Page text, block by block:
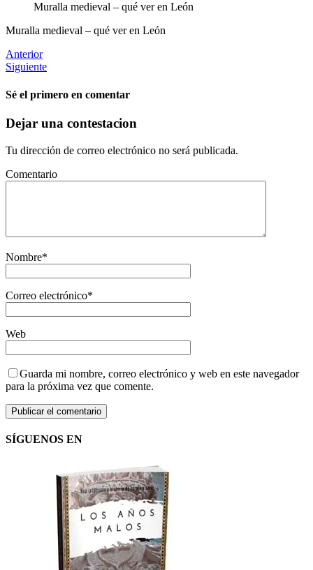
Muralla medieval – qué ver en León
Muralla medieval – qué ver en León
Anterior
Siguiente
Sé el primero en comentar
Dejar una contestacion
Tu dirección de correo electrónico no será publicada.
Comentario
Nombre*
Correo electrónico*
Web
Guarda mi nombre, correo electrónico y web en este navegador
para la próxima vez que comente.
SÍGUENOS EN